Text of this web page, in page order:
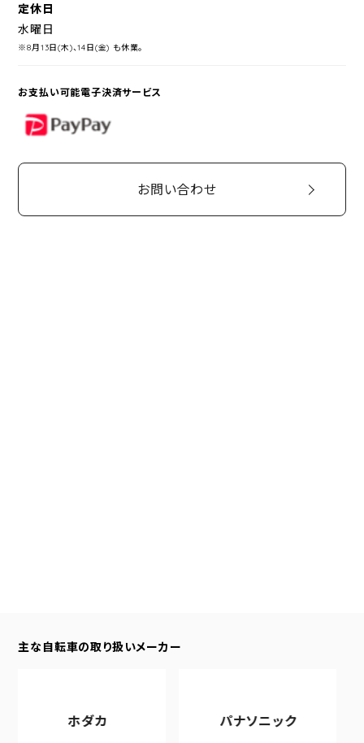
定休日
水曜日
※8月13日(木)、14日(金) も休業。
お支払い可能電子決済サービス
PayPay
お問い合わせ
主な自転車の取り扱いメーカー
ホダカ パナソニック